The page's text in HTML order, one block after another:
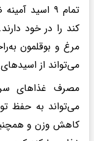
تمام ۹ اسید
کند را در خود
مرغ و بوقلمون
می‌تواند از
مصرف غذاهای
می‌تواند به حفظ
کاهش وزن و